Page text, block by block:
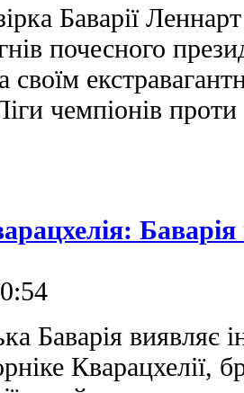
Баварії
почесного
своїм
чемпіонів
Баварія
Баварія виявляє
Кварацхелії,